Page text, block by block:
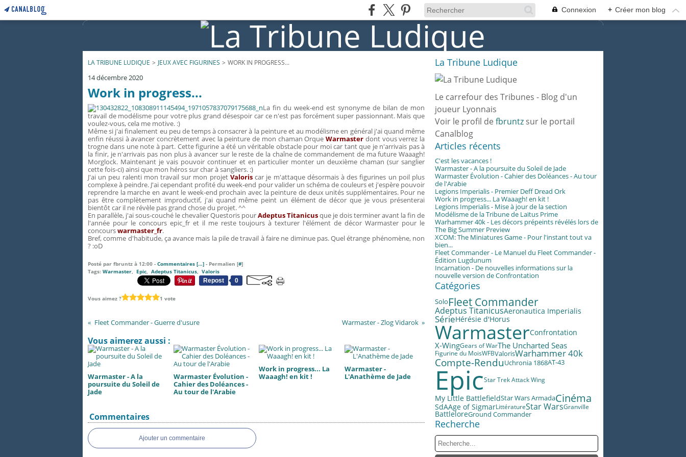
Connexion + Créer mon blog
LA TRIBUNE LUDIQUE > JEUX AVEC FIGURINES > WORK IN PROGRESS...
14 décembre 2020
Work in progress...
La fin du week-end est synonyme de bilan de mon
travail de modélisme pour votre plus grand désespoir car ce n'est pas forcément super passionnant. Mais que
voulez-vous, cela me motive. :)
Même si j'ai finalement eu peu de temps à consacrer à la peinture et au modélisme en général j'ai quand même
enfin réussi à avancer concrètement avec la peinture de mon chaman Orque Warmaster dont vous verrez la
trogne dans une note à part. Cette figurine a été un véritable obstacle pour moi car tant que je n'arrivais pas à
la finir, je n'arrivais pas non plus à avancer sur le reste de la chaîne de commandement de ma future Waaagh!
Morglock. Maintenant je vais pouvoir continuer et en particulier monter un deuxième chaman (sur sanglier
cette fois-ci) ainsi que mon héros sur char à sangliers. :)
J'ai un peu ralenti mon travail sur mon projet Valoris car je m'attaque désormais à des figurines un poil plus
complexe à peindre. J'ai cependant profité du week-end pour valider un schéma de couleurs et j'espère pouvoir
reprendre la marche en avant le week-end prochain avec la peinture de deux unités supplémentaires. Pour ne
pas être complètement improductif, j'ai quand même peint un élément de décor que je vous présenterai
bientôt car il ne révèle pas grand chose du projet. ^^
En parallèle, j'ai sous-couché le chevalier Questoris pourAdeptus Titanicusque je dois terminer avant la fin de
l'année pour le concours epic_fr et il me reste toujours à texturer l'élément de décor Warmaster pour le
concourswarmaster_fr.
Bref, comme d'habitude, ça avance mais la pile de travail à faire ne diminue pas. Quel étrange phénomène, non
? :oD
Posté par fbruntz à 12:00 - Commentaires […] - Permalien [#]
Tags: Warmaster, Epic, Adeptus Titanicus, Valoris
Repost
0
Vous aimez ? 1 vote
Fleet Commander - Guerre d'usure Warmaster - Zlog Vidarok
Vous aimerez aussi :
Warmaster - A la
poursuite du Soleil de
Jade
Warmaster Évolution -
Cahier des Doléances -
Au tour de l'Arabie
Work in progress... La
Waaagh! en kit !
Warmaster -
L'Anathème de Jade
Commentaires
Ajouter un commentaire
La Tribune Ludique
Le carrefour des Tribunes - Blog d'un
joueur Lyonnais
Voir le profil de fbruntz sur le portail
Canalblog
Articles récents
C'est les vacances !
Warmaster - A la poursuite du Soleil de Jade
Warmaster Évolution - Cahier des Doléances - Au tour
de l'Arabie
Legions Imperialis - Premier Deff Dread Ork
Work in progress... La Waaagh! en kit !
Legions Imperialis - Mise à jour de la section
Modélisme de la Tribune de Laïtus Prime
Warhammer 40k - Les décors prépeints révélés lors de
The Big Summer Preview
XCOM: The Miniatures Game - Pour l'instant tout va
bien...
Fleet Commander - Le Manuel du Fleet Commander -
Édition Lugdunum
Incarnation - De nouvelles informations sur la
nouvelle version de Confrontation
Catégories
SoloFleet Commander
Adeptus TitanicusAeronautica Imperialis
SérieHérésie d'Horus
WarmasterConfrontation
X-WingGears of WarThe Uncharted Seas
Figurine du MoisWFBValorisWarhammer 40k
Compte-RenduUchronia 1868AT-43
EpicStar Trek Attack Wing
My Little BattlefieldStar Wars ArmadaCinéma
SdAAge of SigmarLittératureStar WarsGranville
BattleloreGround Commander
Recherche